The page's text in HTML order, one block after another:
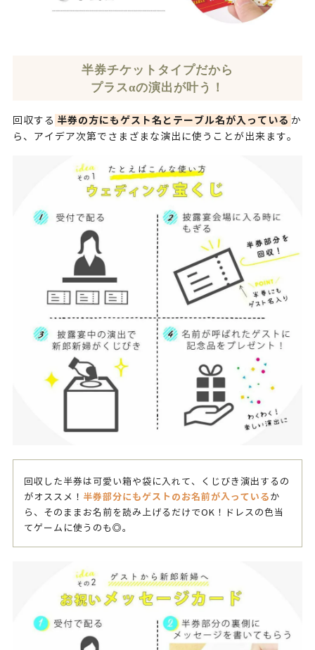
半券チケットタイプだから
プラスαの演出が叶う！
回収する 半券の方にもゲスト名とテーブル名が入っている か
ら、アイデア次第でさまざまな演出に使うことが出来ます。
回収した半券は可愛い箱や袋に入れて、くじびき演出するの
がオススメ！ 半券部分にもゲストのお名前が入っているか
ら、そのままお名前を読み上げるだけでOK！ドレスの色当
てゲームに使うのも◎。